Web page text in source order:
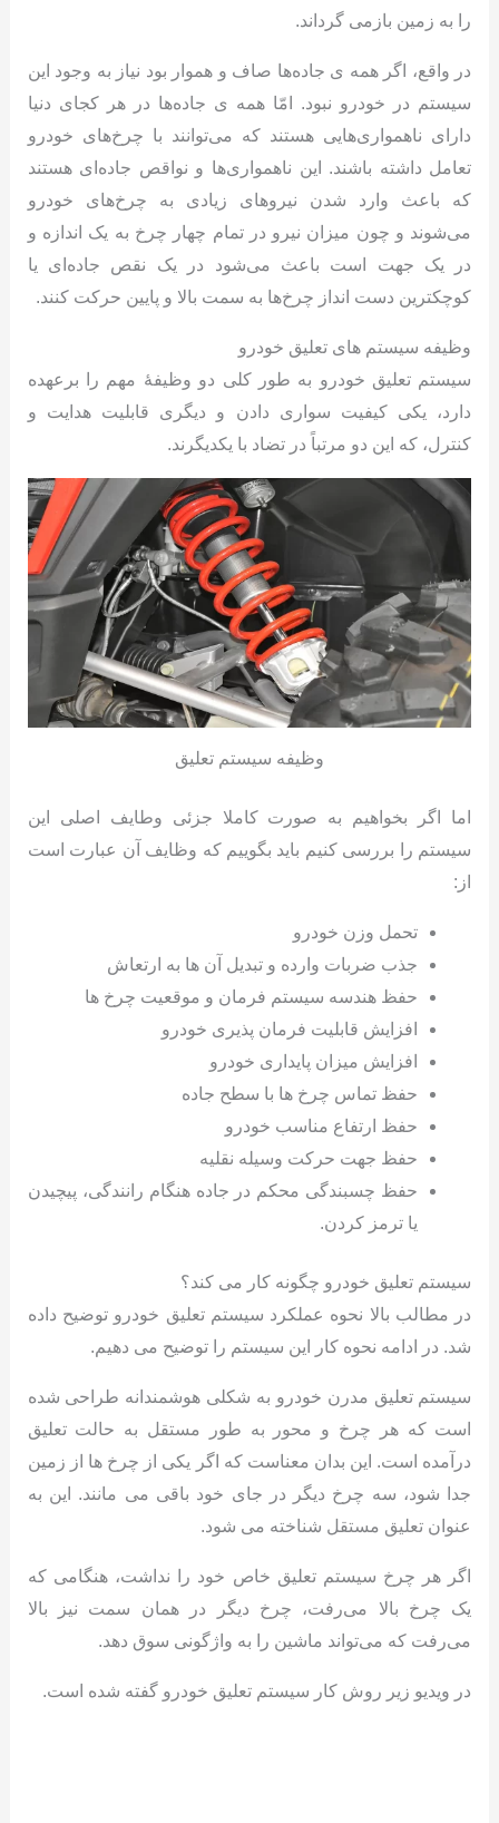
را به زمین بازمی گرداند.
در واقع، اگر همه ی جاده‌ها صاف و هموار بود نیاز به وجود این
سیستم در خودرو نبود. امّا همه ی جاده‌ها در هر کجای دنیا
دارای ناهمواری‌هایی هستند که می‌توانند با چرخ‌های خودرو
تعامل داشته باشند. این ناهمواری‌ها و نواقص جاده‌ای هستند
که باعث وارد شدن نیروهای زیادی به چرخ‌های خودرو
می‌شوند و چون میزان نیرو در تمام چهار چرخ به یک اندازه و
در یک جهت است باعث می‌شود در یک نقص جاده‌ای یا
کوچکترین دست انداز چرخ‌ها به سمت بالا و پایین حرکت کنند.
وظیفه سیستم های تعلیق خودرو
سیستم تعلیق خودرو به طور کلی دو وظیفهٔ مهم را برعهده
دارد، یکی کیفیت سواری دادن و دیگری قابلیت هدایت و
کنترل، که این دو مرتباً در تضاد با یکدیگرند.
وظیفه سیستم تعلیق
اما اگر بخواهیم به صورت کاملا جزئی وطایف اصلی این
سیستم را بررسی کنیم باید بگوییم که وظایف آن عبارت است
از:
تحمل وزن خودرو
جذب ضربات وارده و تبدیل آن ها به ارتعاش
حفظ هندسه سیستم فرمان و موقعیت چرخ ها
افزایش قابلیت فرمان پذیری خودرو
افزایش میزان پایداری خودرو
حفظ تماس چرخ ها با سطح جاده
حفظ ارتفاع مناسب خودرو
حفظ جهت حرکت وسیله نقلیه
حفظ چسبندگی محکم در جاده هنگام رانندگی، پیچیدن
یا ترمز کردن.
سیستم تعلیق خودرو چگونه کار می کند؟
در مطالب بالا نحوه عملکرد سیستم تعلیق خودرو توضیح داده
شد. در ادامه نحوه کار این سیستم را توضیح می دهیم.
سیستم تعلیق مدرن خودرو به شکلی هوشمندانه طراحی شده
است که هر چرخ و محور به طور مستقل به حالت تعلیق
درآمده است. این بدان معناست که اگر یکی از چرخ ها از زمین
جدا شود، سه چرخ دیگر در جای خود باقی می مانند. این به
عنوان تعلیق مستقل شناخته می شود.
اگر هر چرخ سیستم تعلیق خاص خود را نداشت، هنگامی که
یک چرخ بالا می‌رفت، چرخ دیگر در همان سمت نیز بالا
می‌رفت که می‌تواند ماشین را به واژگونی سوق دهد.
در ویدیو زیر روش کار سیستم تعلیق خودرو گفته شده است.